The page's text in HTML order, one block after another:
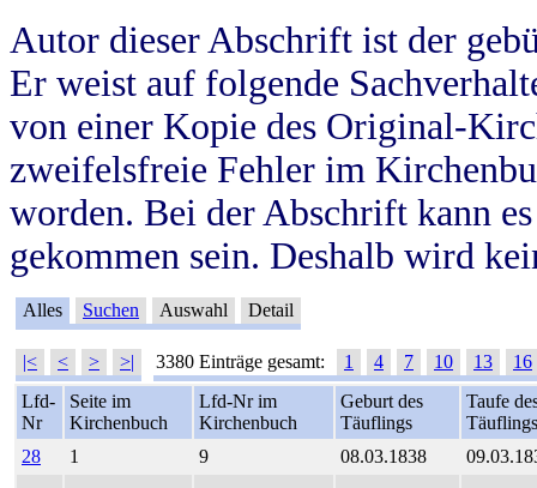
Autor dieser Abschrift ist der
Er weist auf folgende
von einer Kopie des Original-
zweifelsfreie Fehler im
worden. Bei der Abschrift kann
gekommen sein. Deshalb wird
Alles Suchen Auswahl Detail
|< < > >| 3380 Einträge gesamt: 1 4 7 10 13
16
Lfd-
Nr
Seite im
Kirchenbuch
Lfd-Nr im
Kirchenbuch
Geburt des
Täuflings
Taufe
Täuflings
28
1 9 08.03.1838